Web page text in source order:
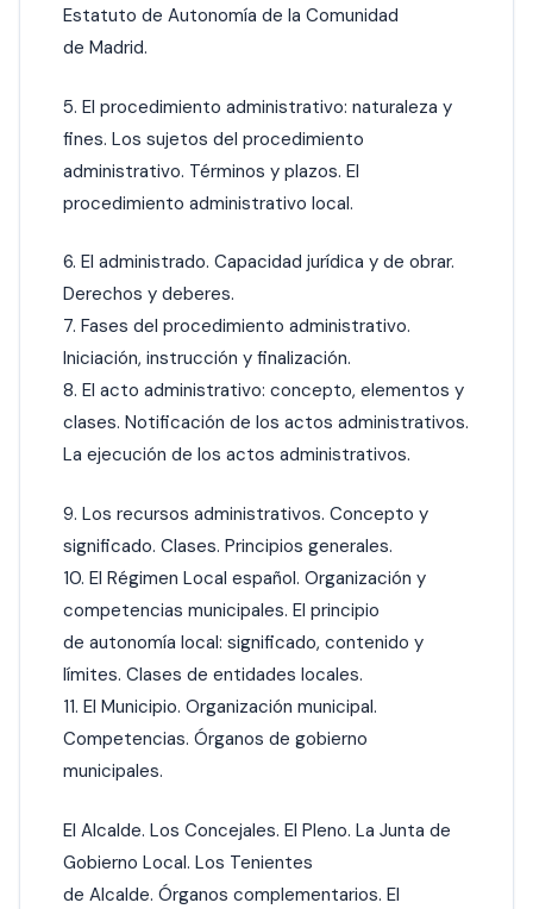
Estatuto de Autonomía de la Comunidad
de Madrid.
5. El procedimiento administrativo: naturaleza y
fines. Los sujetos del procedimiento
administrativo. Términos y plazos. El
procedimiento administrativo local.
6. El administrado. Capacidad jurídica y de obrar.
Derechos y deberes.
7. Fases del procedimiento administrativo.
Iniciación, instrucción y finalización.
8. El acto administrativo: concepto, elementos y
clases. Notificación de los actos administrativos.
La ejecución de los actos administrativos.
9. Los recursos administrativos. Concepto y
significado. Clases. Principios generales.
10. El Régimen Local español. Organización y
competencias municipales. El principio
de autonomía local: significado, contenido y
límites. Clases de entidades locales.
11. El Municipio. Organización municipal.
Competencias. Órganos de gobierno
municipales.
El Alcalde. Los Concejales. El Pleno. La Junta de
Gobierno Local. Los Tenientes
de Alcalde. Órganos complementarios. El